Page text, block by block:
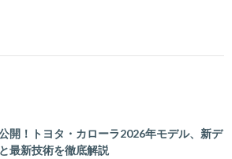
開！トヨタ・カローラ2026年モデル、新デ
最新技術を徹底解説